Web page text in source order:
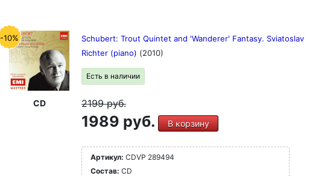
-10%
CD
Schubert: Trout Quintet and 'Wanderer' Fantasy. Sviatoslav
Richter (piano) (2010)
Есть в наличии
2199руб.
1989 руб. В корзину
Артикул: CDVP 289494
Состав: CD